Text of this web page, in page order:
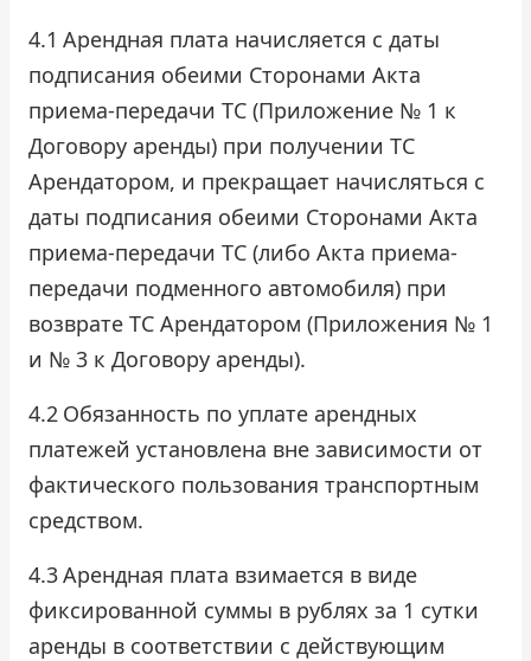
4.1 Арендная плата начисляется с даты
подписания обеими Сторонами Акта
приема-передачи ТС (Приложение № 1 к
Договору аренды) при получении ТС
Арендатором, и прекращает начисляться с
даты подписания обеими Сторонами Акта
приема-передачи ТС (либо Акта приема-
передачи подменного автомобиля) при
возврате ТС Арендатором (Приложения № 1
и № 3 к Договору аренды).
4.2 Обязанность по уплате арендных
платежей установлена вне зависимости от
фактического пользования транспортным
средством.
4.3Арендная плата взимается в виде
фиксированной суммы в рублях за 1 сутки
аренды в соответствии с действующим